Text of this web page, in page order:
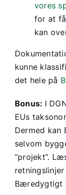
vores
for at
kan
kunne
det hele på
Bonus: I
EUs
Dermed kan
selvom
”projekt”.
Bæredygtigt